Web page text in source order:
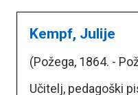
Kempf, Julije
(Požega, 1864. -
Učitelj, pedagoški